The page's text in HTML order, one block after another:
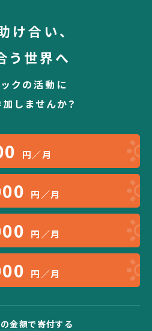
け合い、
う世界へ
クの活動に
しませんか？
円／月
円／月
円／月
円／月
金額で寄付する